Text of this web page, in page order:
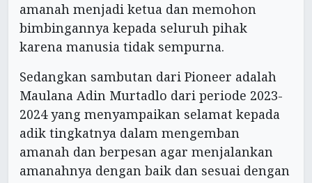
amanah menjadi ketua dan memohon
bimbingannya kepada seluruh pihak
karena manusia tidak sempurna.
Sedangkan sambutan dari Pioneer adalah
Maulana Adin Murtadlo dari periode 2023-
2024 yang menyampaikan selamat kepada
adik tingkatnya dalam mengemban
amanah dan berpesan agar menjalankan
amanahnya dengan baik dan sesuai dengan